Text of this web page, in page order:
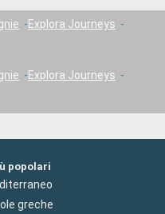
Explora Journeys
Explora Journeys
popolari
greche